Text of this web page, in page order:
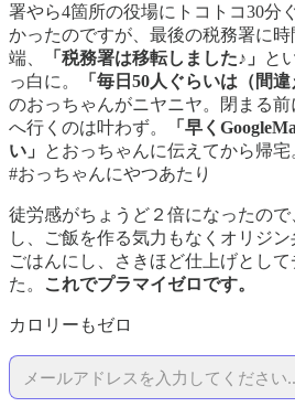
署やら4箇所の役場にトコトコ30分
かったのですが、最後の税務署に
端、
「税務署は移転しました♪」
と
っ白に。
「毎日50人ぐらいは（間違
のおっちゃんがニヤニヤ。閉まる
へ行くのは叶わず。
「早く
い」
とおっちゃんに伝えてから帰宅
#おっちゃんにやつあたり
徒労感がちょうど２倍になったの
し、ご飯を作る気力もなくオリジ
ごはんにし、さきほど仕上げとし
た。
これでプラマイゼロです。
カロリーもゼロ